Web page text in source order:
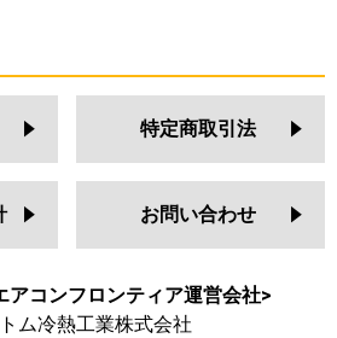
特定商取引法
お問い合わせ
アコンフロンティア運営会社>
ム冷熱工業株式会社